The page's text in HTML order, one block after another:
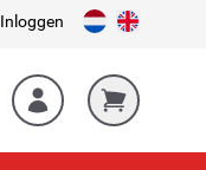
Inloggen